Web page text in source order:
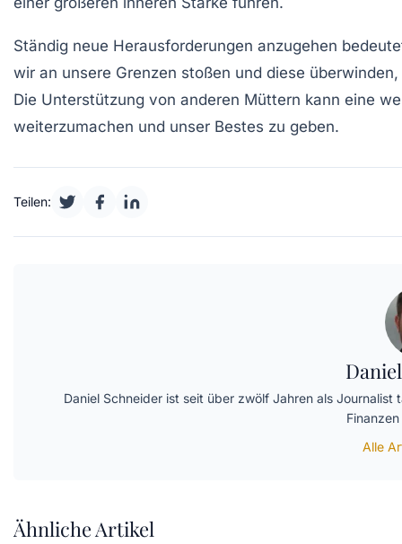
Ständig neue Herausforderungen anzugehen
wir an unsere Grenzen stoßen und diese
Die Unterstützung von anderen Müttern kann eine
weiterzumachen und unser Bestes zu geben.
Teilen:
Daniel Schneider ist seit über zwölf Jahren als
Alle
Ähnliche Artikel